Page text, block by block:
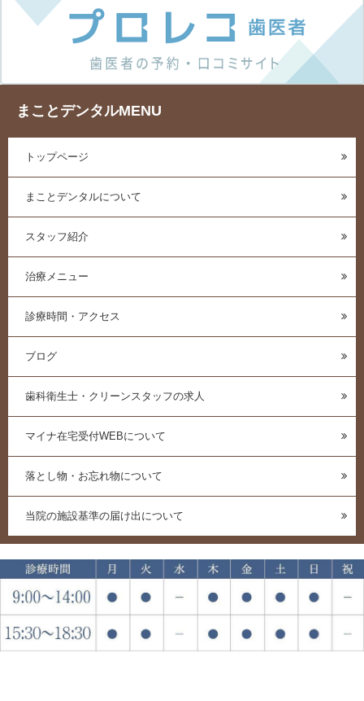
まことデンタルMENU
トップページ
まことデンタルについて
スタッフ紹介
治療メニュー
診療時間・アクセス
ブログ
歯科衛生士・クリーンスタッフの求人
マイナ在宅受付WEBについて
落とし物・お忘れ物について
当院の施設基準の届け出について